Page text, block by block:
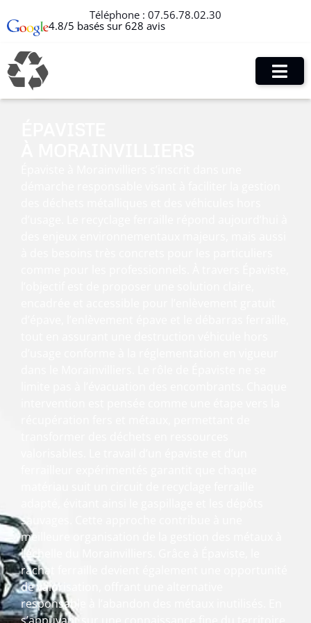
Téléphone : 07.56.78.02.30
4.8/5 basés sur 628 avis
sauvages. Cette approche contribue à une
meilleure organisation de la gestion des métaux à
l’échelle du Morainvilliers. Grâce à Épaviste, le
rachat ferraille devient également une opportunité
de valorisation, offrant une alternative
responsable à l’abandon des métaux inutilisés. En